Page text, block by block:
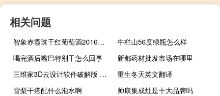
相关问题
智象赤霞珠干红葡萄酒2016多少钱
牛栏山56度绿瓶怎么样
喝完酒后嘴巴特别干怎么回事
新都药材批发市场在哪里
三维家3D云设计软件破解版 V1.0.0.7 免费版（三维家3D云设计软件破解版 V1.0.0.7 免费版功能简介）
重生冬天英文翻译
雪梨干搭配什么泡水啊
帅康集成灶是十大品牌吗